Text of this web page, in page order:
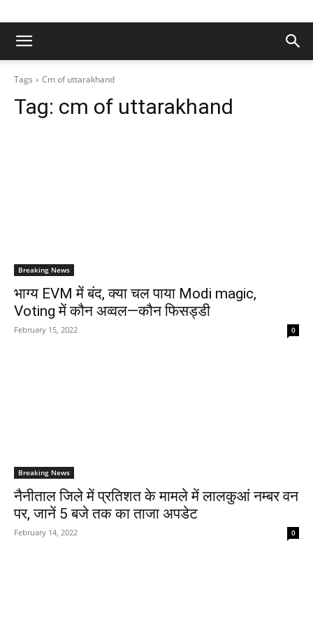
Tags Cm of uttarakhand
Tag: cm of uttarakhand
Breaking News
भाग्य EVM में बंद, क्या चल पाया Modi magic,
Voting में कौन अव्वल—कौन फिसड्डी
February 15, 2022 0
Breaking News
नैनीताल जिले में प्रतिशत के मामले में लालकुआं नम्बर वन
पर, जानें 5 बजे तक का ताजा अपडेट
February 14, 2022 0